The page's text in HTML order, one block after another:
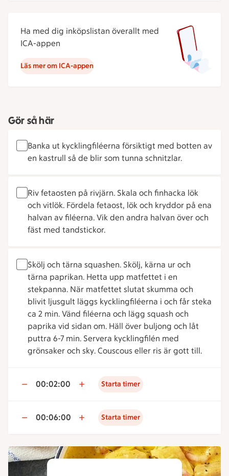
Ha med dig inköpslistan överallt med
ICA-appen
Läs mer om ICA-appen
Gör så här
Banka ut kycklingfiléerna försiktigt med botten av
en kastrull så de blir som tunna schnitzlar.
Riv fetaosten på rivjärn. Skala och finhacka lök
och vitlök. Fördela fetaost, lök och kryddor på ena
halvan av filéerna. Vik den andra halvan över och
fäst med tandstickor.
Skölj och tärna squashen. Skölj, kärna ur och
tärna paprikan. Hetta upp matfettet i en
stekpanna. När matfettet slutat skumma och
blivit ljusgult läggs kycklingfiléerna i och får steka
ca 2 min. Vänd filéerna och lägg squash och
paprika vid sidan om. Häll över buljong och låt
puttra 6-7 min. Servera kycklingfilén med
grönsaker och sky. Couscous eller ris är gott till.
00:02:00 Starta timer
00:06:00 Starta timer